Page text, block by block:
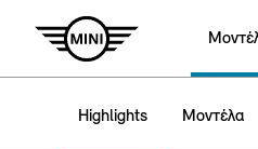
Highlights Μοντέλα